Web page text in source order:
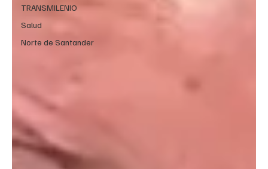
TRANSMILENIO
Salud
Norte de Santander